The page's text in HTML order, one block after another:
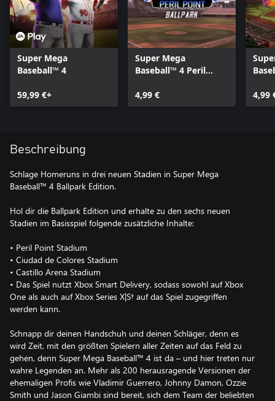
Super Mega
Baseball™ 4
59,99 €+
Super Mega
Baseball™ 4 Peril
4,99 €
4,99
Beschreibung
Schlage Homeruns in drei neuen Stadien in Super Mega
Baseball™ 4 Ballpark Edition.
Hol dir die Ballpark Edition und erhalte zu den sechs neuen
Stadien im Basisspiel folgende zusätzliche Inhalte:
• Peril Point Stadium
• Ciudad de Colores Stadium
• Castillo Arena Stadium
• Das Spiel nutzt Xbox Smart Delivery, sodass sowohl auf Xbox
One als auch auf Xbox Series X|S† auf das Spiel zugegriffen
werden kann.
Schnapp dir deinen Handschuh und deinen Schläger, denn es
wird Zeit, mit den größten Spielern aller Zeiten auf das Feld zu
gehen, denn Super Mega Baseball™ 4 ist da – und hier treten nur
wahre Legenden an. Mehr als 200 herausragende Versionen der
ehemaligen Profis wie Vladimir Guerrero, Johnny Damon, Ozzie
Smith und Jason Giambi sind bereit, sich dem Team der beliebten